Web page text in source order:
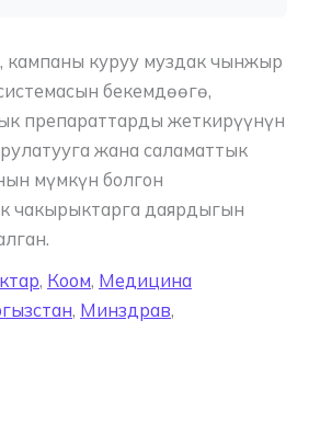
куруу муздак чынжыр
бекемдөөгө,
препараттарды жеткирүүнүн
жана саламаттык
мүмкүн болгон
чакырыктарга даярдыгын
, Коом, Медицина
, Минздрав,